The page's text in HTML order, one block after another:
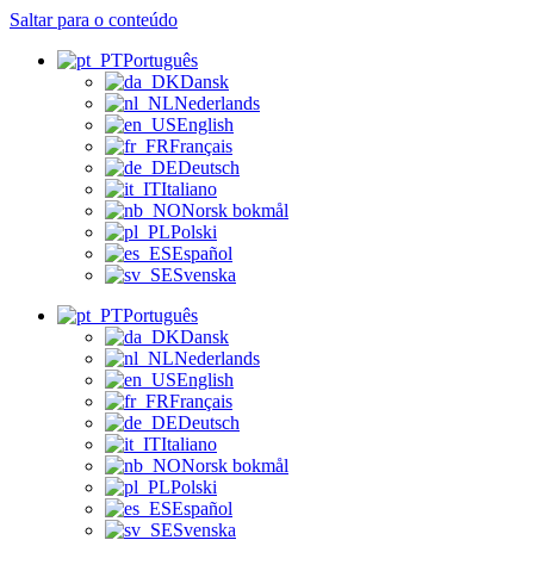
Saltar para o conteúdo
Português
Dansk
Nederlands
English
Français
Deutsch
Italiano
Norsk bokmål
Polski
Español
Svenska
Português
Dansk
Nederlands
English
Français
Deutsch
Italiano
Norsk bokmål
Polski
Español
Svenska